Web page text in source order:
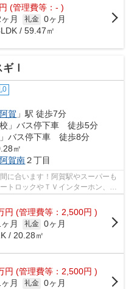
円 (管理費等：- )
月 礼金 0ヶ月
/ 59.47㎡
ギⅠ
0
賀 」駅 徒歩7分
校」バス停下車 徒歩5分
」バス停下車 徒歩8分
㎡
阿賀南２丁目
に合います！阿賀駅やスーパーも
トロックやＴＶインターホン、敷
円 (管理費等：2,500円 )
月 礼金 0ヶ月
/ 20.28㎡
円 (管理費等：2,500円 )
月 礼金 0ヶ月